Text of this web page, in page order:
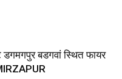
बडगवां स्थित फायर